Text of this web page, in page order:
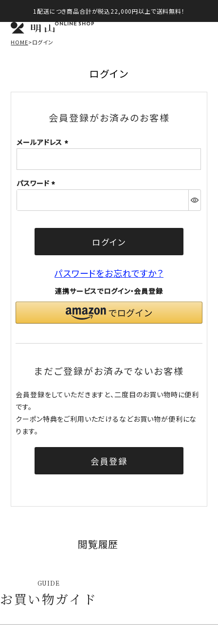
1配送につき商品合計が税込22,000円以上で送料無料！
ONLINE SHOP
HOME ログイン
ログイン
会員登録がお済みのお客様
メールアドレス
須)
パスワード
須)
ログイン
パスワードをお忘れですか？
連携サービスでログイン・会員登録
まだご登録がお済みでないお客様
会員登録をしていただきますと、二度目のお買い物時に便利
です。
クーポン特典をご利用いただけるなどお買い物が便利にな
ります。
会員登録
閲覧履歴
GUIDE
お買い物ガイド